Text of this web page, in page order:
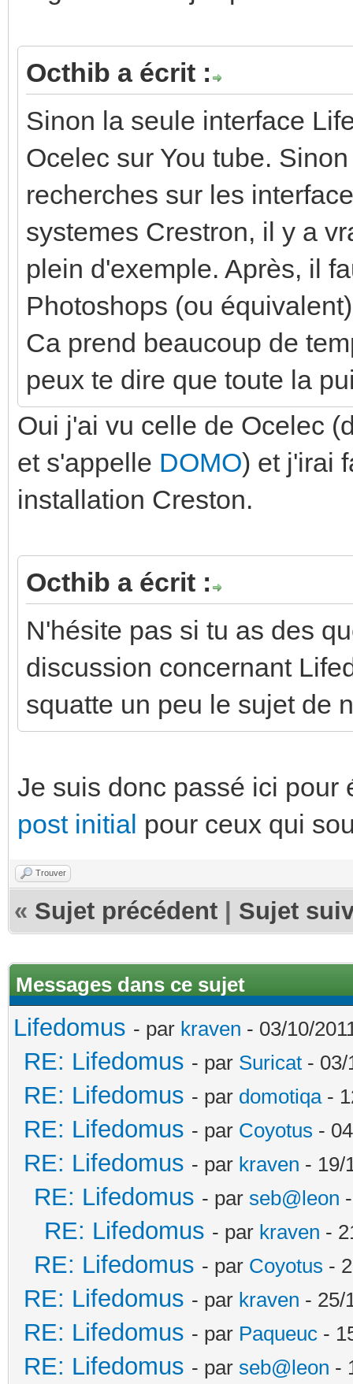
Octhib a écrit :
Sinon la seule interface
Ocelec sur You tube.
recherches sur les
systemes Crestron, il y a
plein d'exemple. Après, il
Photoshops (ou
Ca prend beaucoup de
peux te dire que toute la
Oui j'ai vu celle de Ocelec
et s'appelle DOMO) et j'irai
installation Creston.
Octhib a écrit :
N'hésite pas si tu as des
discussion concernant
squatte un peu le sujet de
Je suis donc passé ici
post initial pour ceux qui
Trouver
« Sujet précédent Sujet
Messages dans ce sujet
Lifedomus - par kraven - 03/10/
RE: Lifedomus - par Suricat - 03/
RE: Lifedomus - par domotiqa-
RE: Lifedomus - par Coyotus -
RE: Lifedomus - par kraven - 19/
RE: Lifedomus - par seb@leon
RE: Lifedomus - par kraven -
RE: Lifedomus - par Coyotus -
RE: Lifedomus - par kraven - 25/
RE: Lifedomus - par Paqueuc -
RE: Lifedomus - par seb@leon -